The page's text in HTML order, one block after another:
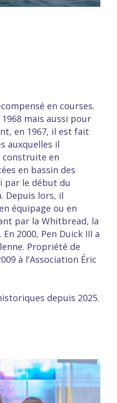
en courses.
mais aussi pour
en 1967, il est fait
auxquelles il
construite en
en bassin des
par le début du
Depuis lors, il
équipage ou en
par la Whitbread, la
2000, Pen Duick III a
Propriété de
à l'Association Éric
depuis 2025.